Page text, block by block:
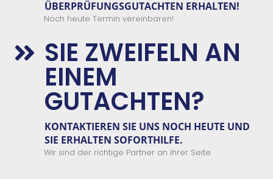
ÜBERPRÜFUNGSGUTACHTEN ERHALTEN!
Noch heute Termin vereinbaren!
 SIE ZWEIFELN AN
EINEM
GUTACHTEN?
KONTAKTIEREN SIE UNSNOCH HEUTE UND
SIE ERHALTEN SOFORTHILFE.
Wir sind der richtige Partner an ihrer Seite.